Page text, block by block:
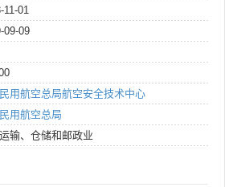
11-01
09-09
用航空总局航空安全技术中心
用航空总局
输、仓储和邮政业